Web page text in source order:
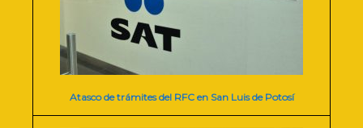
Atasco de trámites del RFC en San Luis de Potosí